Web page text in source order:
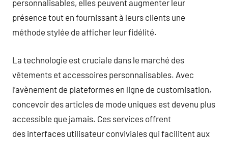
personnalisables, elles peuvent augmenter leur
présence tout en fournissant à leurs clients une
méthode stylée de afficher leur fidélité.
La technologie est cruciale dans le marché des
vêtements et accessoires personnalisables. Avec
l’avènement de plateformes en ligne de customisation,
concevoir des articles de mode uniques est devenu plus
accessible que jamais. Ces services offrent
des interfaces utilisateur conviviales qui facilitent aux